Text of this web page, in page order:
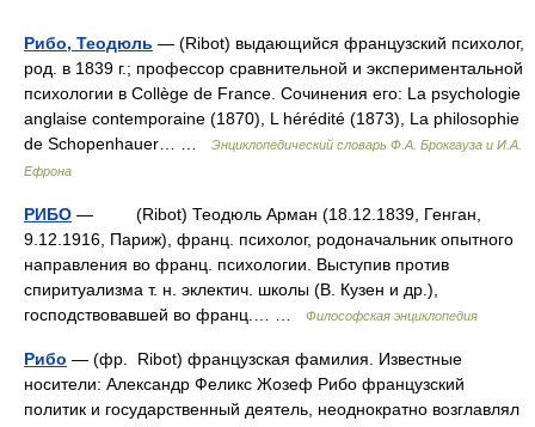
Рибо, Теодюль — (Ribot) выдающийся французский психолог,
род. в 1839 г.; профессор сравнительной и экспериментальной
психологии в Collège de France. Сочинения его: La psychologie
anglaise contemporaine (1870), L hérédité (1873), La philosophie
de Schopenhauer… …
Энциклопедический словарь Ф.А. Брокгауза и И.А.
Ефрона
РИБО — (Ribot) Теодюль Арман (18.12.1839, Генган,
9.12.1916, Париж), франц. психолог, родоначальник опытного
направления во франц. психологии. Выступив против
спиритуализма т. н. эклектич. школы (В. Кузен и др.),
господствовавшей во франц.… …
Философская энциклопедия
Рибо — (фр. Ribot) французская фамилия. Известные
носители: Александр Феликс Жозеф Рибо французский
политик и государственный деятель, неоднократно возглавлял